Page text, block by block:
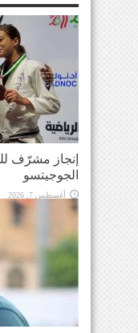
إنجاز مشرّف
الجوجيتسو
أغسطس 7, 2026